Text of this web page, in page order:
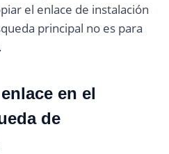
el enlace de instalación
principal no es para
en el
de